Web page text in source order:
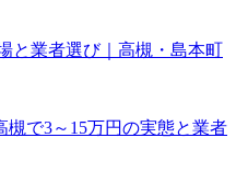
と業者選び｜高槻・島本町
槻で3～15万円の実態と業者